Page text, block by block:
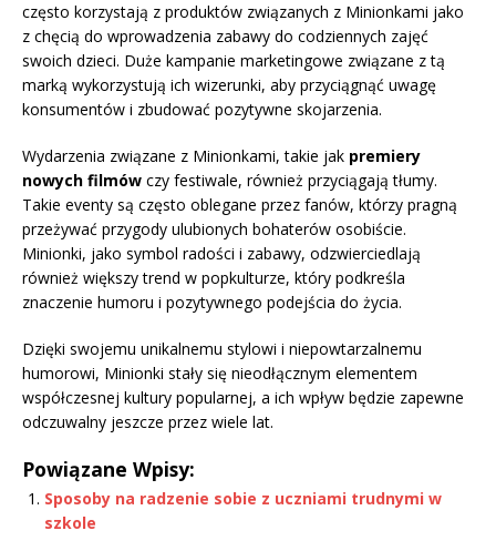
często korzystają z produktów związanych z Minionkami jako
z chęcią do wprowadzenia zabawy do codziennych zajęć
swoich dzieci. Duże kampanie marketingowe związane z tą
marką wykorzystują ich wizerunki, aby przyciągnąć uwagę
konsumentów i zbudować pozytywne skojarzenia.
Wydarzenia związane z Minionkami, takie jak premiery
nowych filmów czy festiwale, również przyciągają tłumy.
Takie eventy są często oblegane przez fanów, którzy pragną
przeżywać przygody ulubionych bohaterów osobiście.
Minionki, jako symbol radości i zabawy, odzwierciedlają
również większy trend w popkulturze, który podkreśla
znaczenie humoru i pozytywnego podejścia do życia.
Dzięki swojemu unikalnemu stylowi i niepowtarzalnemu
humorowi, Minionki stały się nieodłącznym elementem
współczesnej kultury popularnej, a ich wpływ będzie zapewne
odczuwalny jeszcze przez wiele lat.
Powiązane Wpisy:
Sposoby na radzenie sobie z uczniami trudnymi w
szkole